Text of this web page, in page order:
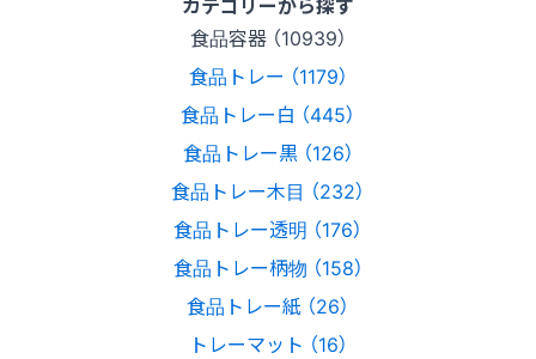
食品容器 （10939）
食品トレー （1179）
食品トレー白 （445）
食品トレー黒 （126）
食品トレー木目 （232）
食品トレー透明 （176）
食品トレー柄物 （158）
食品トレー紙 （26）
トレーマット （16）